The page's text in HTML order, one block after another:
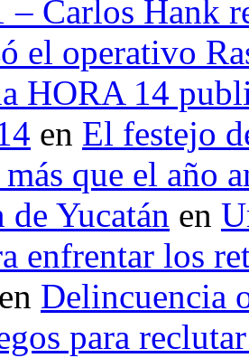
– Carlos Hank
el operativo
HORA 14
en El festejo
que el año
Yucatán en
enfrentar los
en Delincuencia
para